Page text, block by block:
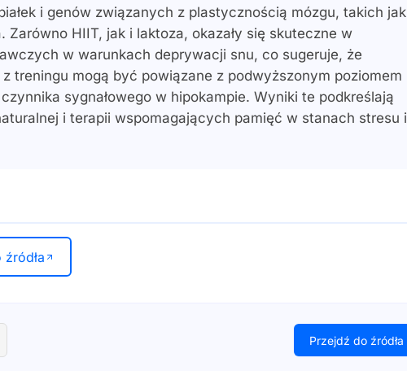
i genów związanych z plastycznością mózgu, takich jak
Zarówno HIIT, jak i laktoza, okazały się skuteczne w
w warunkach deprywacji snu, co sugeruje, że
treningu mogą być powiązane z podwyższonym poziomem
sygnałowego w hipokampie. Wyniki te podkreślają
i terapii wspomagających pamięć w stanach stresu i
Przejdź do źródła